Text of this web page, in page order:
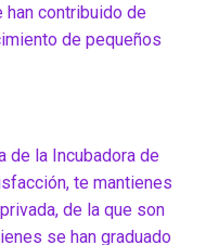
contribuido de
de pequeños
de la Incubadora de
te mantienes
de la que son
se han graduado